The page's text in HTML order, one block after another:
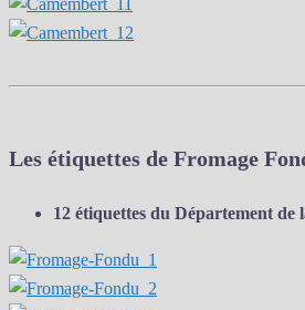
Les étiquettes de Fromage
12 étiquettes du Département de